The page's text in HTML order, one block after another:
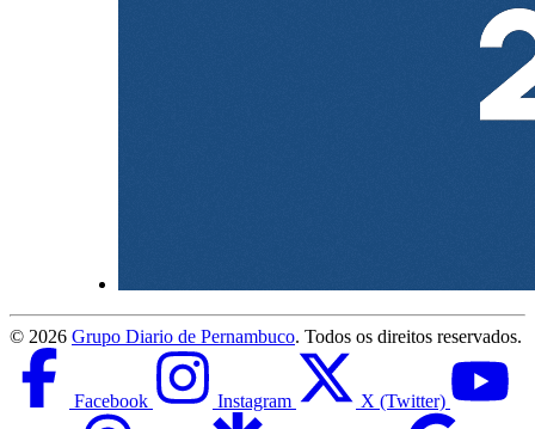
© 2026 Grupo Diario de Pernambuco. Todos os direitos reservados.
Facebook Instagram X (Twitter)